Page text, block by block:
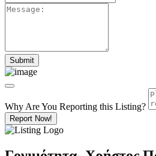
Why Are You Reporting this Listing?
Report Now!